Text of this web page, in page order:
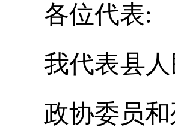
各位代表:
我代表县
政协委员